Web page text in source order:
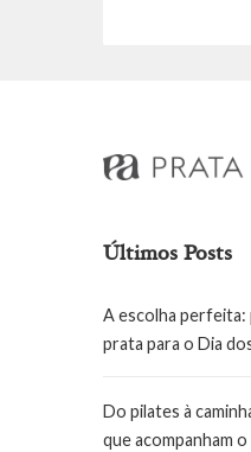
Últimos Posts
A escolha perfeita:
prata para o Dia
Do pilates à
que acompanham